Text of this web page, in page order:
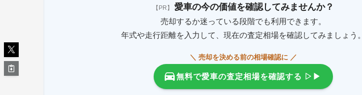
【PR】 愛車の今の価値を確認してみませんか？
売却するか迷っている段階でも利用できます。
年式や走行距離を入力して、現在の査定相場を確認してみましょう。
＼ 売却を決める前の相場確認に ／
無料で愛車の査定相場を確認する ▷▶